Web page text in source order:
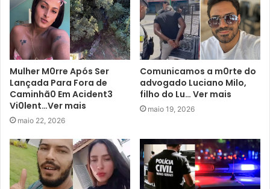
Mulher M0rre Após Ser
Lançada Para Fora de
Caminhã0 Em Acident3
Vi0lent…Ver mais
maio 22, 2026
Comunicamos a m0rte do
advogado Luciano Milo,
filho do Lu… Ver mais
maio 19, 2026